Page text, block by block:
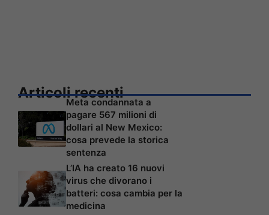
Articoli recenti
Meta condannata a
pagare 567 milioni di
dollari al New Mexico:
cosa prevede la storica
sentenza
L’IA ha creato 16 nuovi
virus che divorano i
batteri: cosa cambia per la
medicina